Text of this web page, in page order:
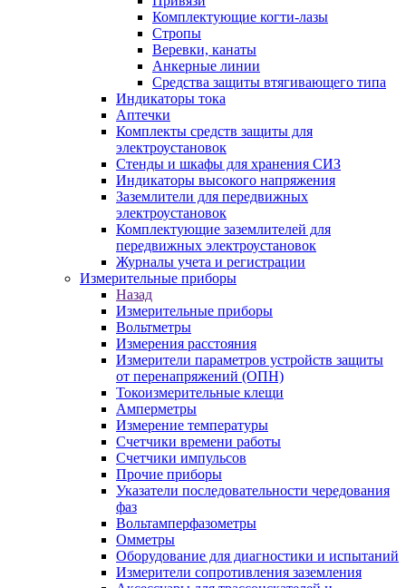
Комплектующие когти-лазы
Стропы
Веревки, канаты
Анкерные линии
Средства защиты втягивающего типа
Индикаторы тока
Аптечки
Комплекты средств защиты для
электроустановок
Стенды и шкафы для хранения СИЗ
Индикаторы высокого напряжения
Заземлители для передвижных
электроустановок
Комплектующие заземлителей для
передвижных электроустановок
Журналы учета и регистрации
Измерительные приборы
Назад
Измерительные приборы
Вольтметры
Измерения расстояния
Измерители параметров устройств защиты
от перенапряжений (ОПН)
Токоизмерительные клещи
Амперметры
Измерение температуры
Счетчики времени работы
Счетчики импульсов
Прочие приборы
Указатели последовательности чередования
фаз
Вольтамперфазометры
Омметры
Оборудование для диагностики и испытаний
Измерители сопротивления заземления